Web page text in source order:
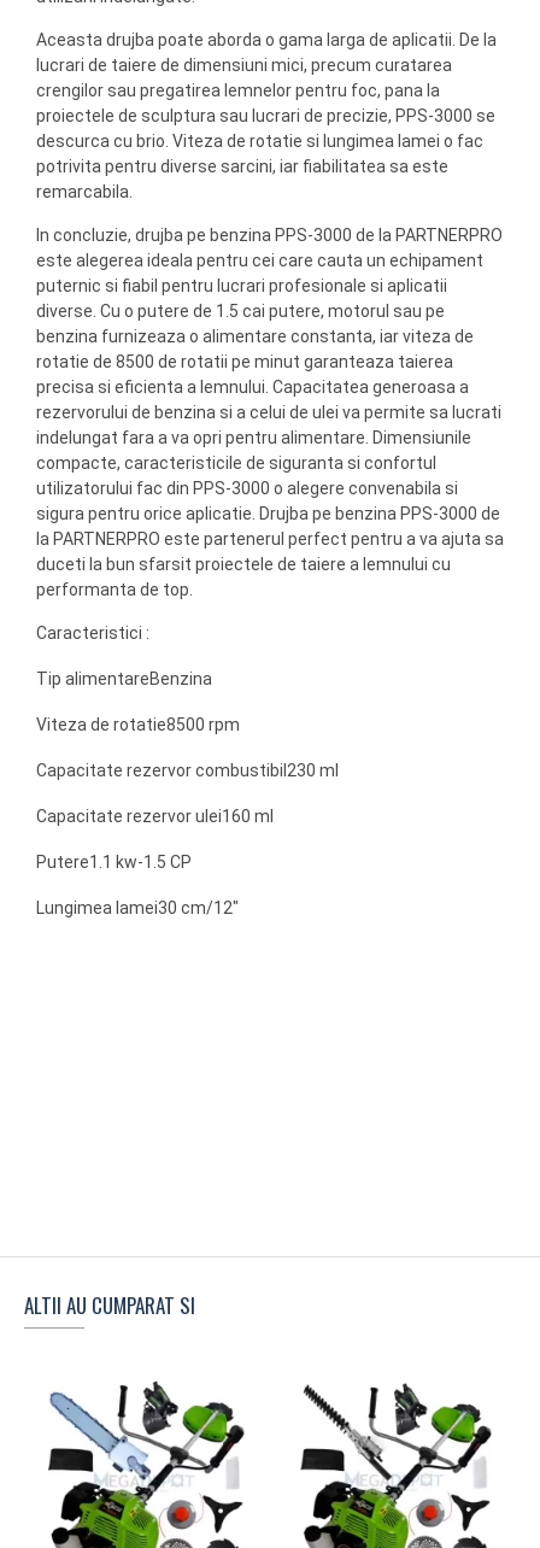
Aceasta drujba poate aborda o gama larga de aplicatii. De la
lucrari de taiere de dimensiuni mici, precum curatarea
crengilor sau pregatirea lemnelor pentru foc, pana la
proiectele de sculptura sau lucrari de precizie, PPS-3000 se
descurca cu brio. Viteza de rotatie si lungimea lamei o fac
potrivita pentru diverse sarcini, iar fiabilitatea sa este
remarcabila.
In concluzie, drujba pe benzina PPS-3000 de la PARTNERPRO
este alegerea ideala pentru cei care cauta un echipament
puternic si fiabil pentru lucrari profesionale si aplicatii
diverse. Cu o putere de 1.5 cai putere, motorul sau pe
benzina furnizeaza o alimentare constanta, iar viteza de
rotatie de 8500 de rotatii pe minut garanteaza taierea
precisa si eficienta a lemnului. Capacitatea generoasa a
rezervorului de benzina si a celui de ulei va permite sa lucrati
indelungat fara a va opri pentru alimentare. Dimensiunile
compacte, caracteristicile de siguranta si confortul
utilizatorului fac din PPS-3000 o alegere convenabila si
sigura pentru orice aplicatie. Drujba pe benzina PPS-3000 de
la PARTNERPRO este partenerul perfect pentru a va ajuta sa
duceti la bun sfarsit proiectele de taiere a lemnului cu
performanta de top.
Caracteristici :
Tip alimentareBenzina
Viteza de rotatie8500 rpm
Capacitate rezervor combustibil 230 ml
Capacitate rezervor ulei160 ml
Putere1.1 kw-1.5 CP
Lungimea lamei30 cm/12"
ALTII AU CUMPARAT SI